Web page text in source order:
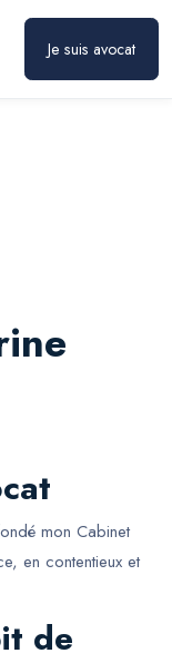
Je suis avocat
mon Cabinet
en contentieux et
de